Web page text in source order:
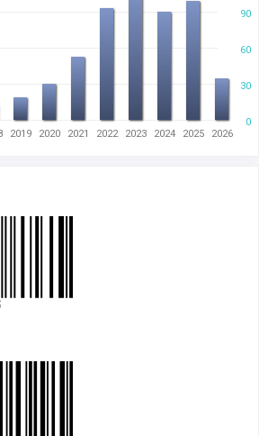
0
60
30
90
2019 2020 2021 2022 2023 2024 2025 2026